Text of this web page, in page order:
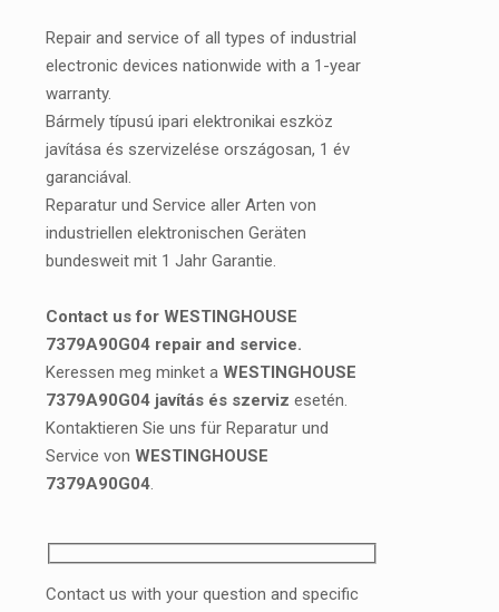
Repair and service of all types of industrial
electronic devices nationwide with a 1-year
warranty.
Bármely típusú ipari elektronikai eszköz
javítása és szervizelése országosan, 1 év
garanciával.
Reparatur und Service aller Arten von
industriellen elektronischen Geräten
bundesweit mit 1 Jahr Garantie.
Contact us for WESTINGHOUSE
7379A90G04 repair and service.
Keressen meg minket a WESTINGHOUSE
7379A90G04 javítás és szerviz esetén.
Kontaktieren Sie uns für Reparatur und
Service von WESTINGHOUSE
7379A90G04.
Contact us with your question and specific